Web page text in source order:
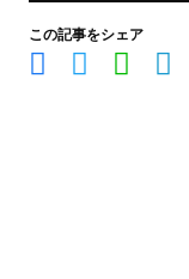
この記事をシェア